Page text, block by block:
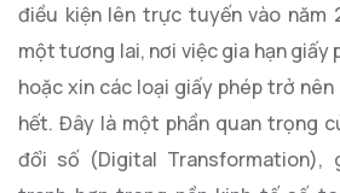
điều kiện lên trực tuyến vào năm
một tương lai, nơi việc gia hạn giấy
hoặc xin các loại giấy phép trở
hết. Đây là một phần quan trọng
đổi số (Digital Transformation),